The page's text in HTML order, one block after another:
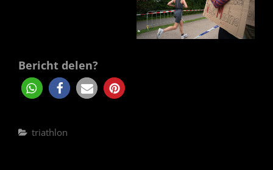
Bericht delen?
Categories
triathlon